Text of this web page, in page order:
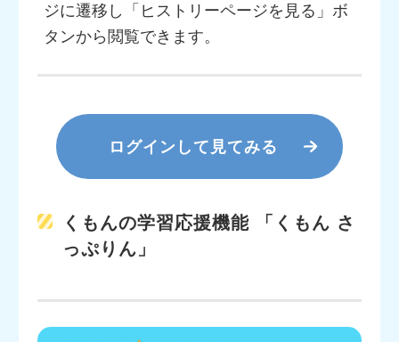
ジに遷移し「ヒストリーページを見る」ボ
タンから閲覧できます。
ログインして見てみる
くもんの学習応援機能 「くもん さ
っぷりん」